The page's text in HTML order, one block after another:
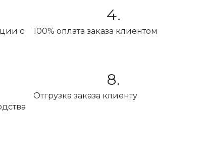
с
4.
100% оплата заказа клиентом
8.
Отгрузка заказа клиенту